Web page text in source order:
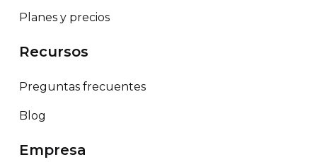
Planes y precios
Recursos
Preguntas frecuentes
Blog
Empresa